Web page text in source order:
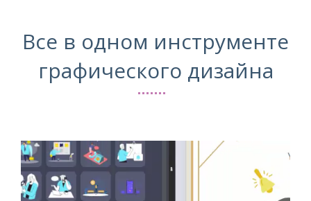
Все в одном инструменте
графического дизайна